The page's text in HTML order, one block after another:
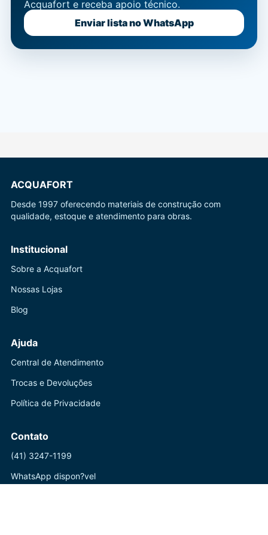
Acquafort e receba apoio técnico.
Enviar lista no WhatsApp
ACQUAFORT
Desde 1997 oferecendo materiais de construção com
qualidade, estoque e atendimento para obras.
Institucional
Sobre a Acquafort
Nossas Lojas
Blog
Ajuda
Central de Atendimento
Trocas e Devoluções
Política de Privacidade
Contato
(41) 3247-1199
WhatsApp dispon?vel